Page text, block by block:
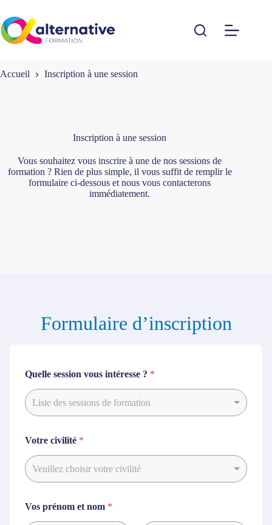
contenu
Accueil Inscription à une session
Inscription à une session
Vous souhaitez vous inscrire à une de nos sessions de
formation ? Rien de plus simple, il vous suffit de remplir le
formulaire ci-dessous et nous vous contacterons
immédiatement.
Formulaire d’inscription
Quelle session vous intéresse ? *
Liste des sessions de formation
Votre civilité *
Veuillez choisir votre civilité
Vos prénom et nom *